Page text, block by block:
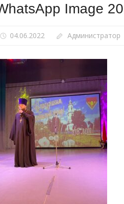
Image
04.06.2022 Администратор